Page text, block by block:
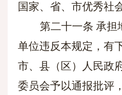
国家、省、市优秀社
第二十一条 承担
单位违反本规定，有
市、县（区）人民政
委员会予以通报批评